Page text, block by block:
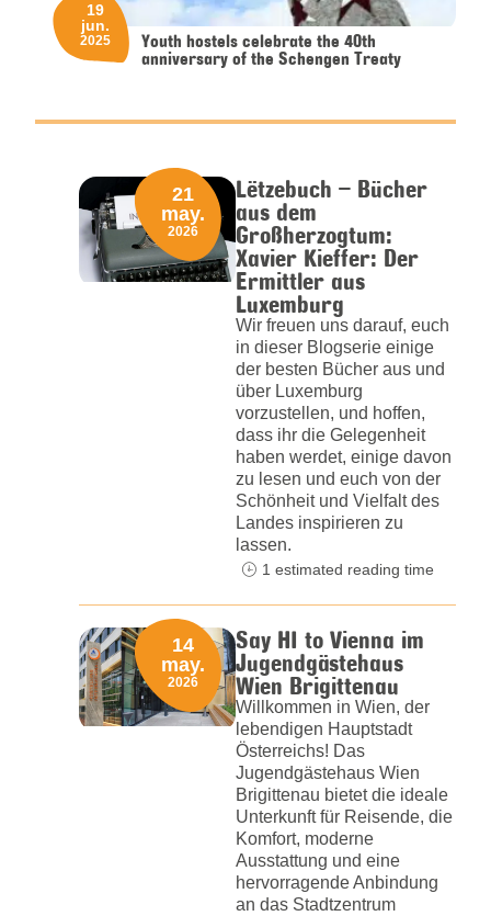
Youth hostels celebrate the 40th
anniversary of the Schengen Treaty
19
jun.
2025
Lëtzebuch – Bücher
aus dem
Großherzogtum:
Xavier Kieffer: Der
Ermittler aus
Luxemburg
Wir freuen uns darauf, euch
in dieser Blogserie einige
der besten Bücher aus und
über Luxemburg
vorzustellen, und hoffen,
dass ihr die Gelegenheit
haben werdet, einige davon
zu lesen und euch von der
Schönheit und Vielfalt des
Landes inspirieren zu
lassen.
21
may.
2026
1 estimated reading time
Say HI to Vienna im
Jugendgästehaus
Wien Brigittenau
Willkommen in Wien, der
lebendigen Hauptstadt
Österreichs! Das
Jugendgästehaus Wien
Brigittenau bietet die ideale
Unterkunft für Reisende, die
Komfort, moderne
Ausstattung und eine
hervorragende Anbindung
an das Stadtzentrum
14
may.
2026